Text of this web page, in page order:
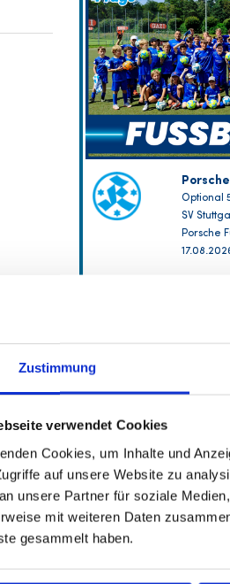
Zustimmung
verwendet Cookies
Cookies, um Inhalte und
auf unsere Website zu
unsere Partner für soziale
mit weiteren Daten
gesammelt haben.
Optional
SV
Porsche